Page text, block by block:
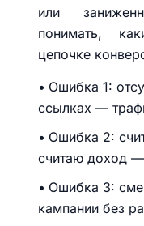
или
понимать,
цепочке
Ошибка 1:
ссылках —
Ошибка 2:
считаю доход —
Ошибка 3:
кампании без